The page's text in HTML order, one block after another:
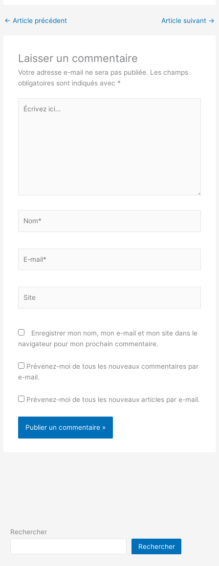
← Article précédent Article suivant →
Laisser un commentaire
Votre adresse e-mail ne sera pas publiée. Les champs
obligatoires sont indiqués avec *
Écrivez
ici…
mail*
Enregistrer mon nom, mon e-mail et mon site dans le
navigateur pour mon prochain commentaire.
Prévenez-moi de tous les nouveaux commentaires par
e-mail.
Prévenez-moi de tous les nouveaux articles par e-mail.
Rechercher
Rechercher